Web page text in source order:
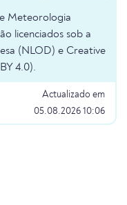
Meteorologia
licenciados sob a
(NLOD) e Creative
4.0).
Actualizado em
05.08.2026 10:06